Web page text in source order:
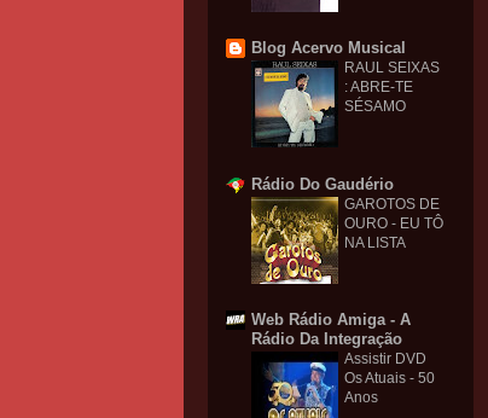
Blog Acervo Musical
RAUL SEIXAS
: ABRE-TE
SÉSAMO
Rádio Do Gaudério
GAROTOS DE
OURO - EU TÔ
NA LISTA
Web Rádio Amiga - A
Rádio Da Integração
Assistir DVD
Os Atuais - 50
Anos